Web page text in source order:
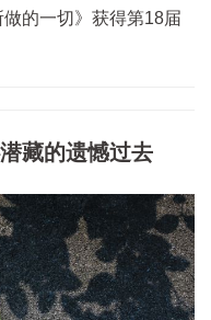
的一切》获得第18届
藏的遗憾过去